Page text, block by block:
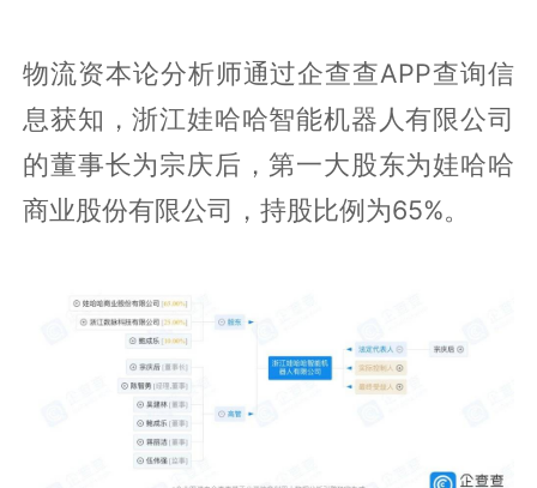
物流资本论分析师通过企查查APP查询信
息获知，浙江娃哈哈智能机器人有限公司
的董事长为宗庆后，第一大股东为娃哈哈
商业股份有限公司，持股比例为65%。